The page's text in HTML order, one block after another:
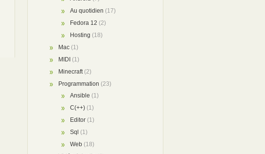
Au quotidien (17)
Fedora 12 (2)
Hosting (18)
Mac (1)
MIDI (1)
Minecraft (2)
Programmation (23)
Ansible (1)
C(++) (1)
Editor (1)
Sql (1)
Web (18)